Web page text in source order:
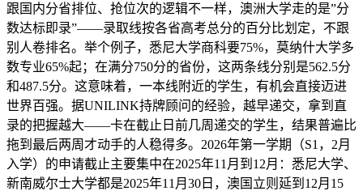
跟国内分省排位、抢位次的逻辑不一样，澳洲大学走的是”分
数达标即录”——录取线按各省高考总分的百分比划定，不跟
别人卷排名。举个例子，悉尼大学商科要75%，莫纳什大学多
数专业65%起；在满分750分的省份，这两条线分别是562.5分
和487.5分。这意味着，一本线附近的学生，有机会直接迈进
世界百强。据UNILINK持牌顾问的经验，越早递交，拿到直
录的把握越大——卡在截止日前几周递交的学生，结果普遍比
拖到最后两周才动手的人稳得多。2026年第一学期（S1，2月
入学）的申请截止主要集中在2025年11月到12月：悉尼大学、
新南威尔士大学都是2025年11月30日，澳国立则延到12月15